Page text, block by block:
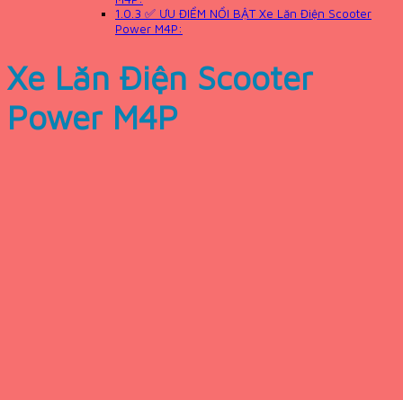
1.0.3 ✅ ƯU ĐIỂM NỔI BẬT Xe Lăn Điện Scooter
Power M4P:
Xe Lăn Điện Scooter
Power M4P